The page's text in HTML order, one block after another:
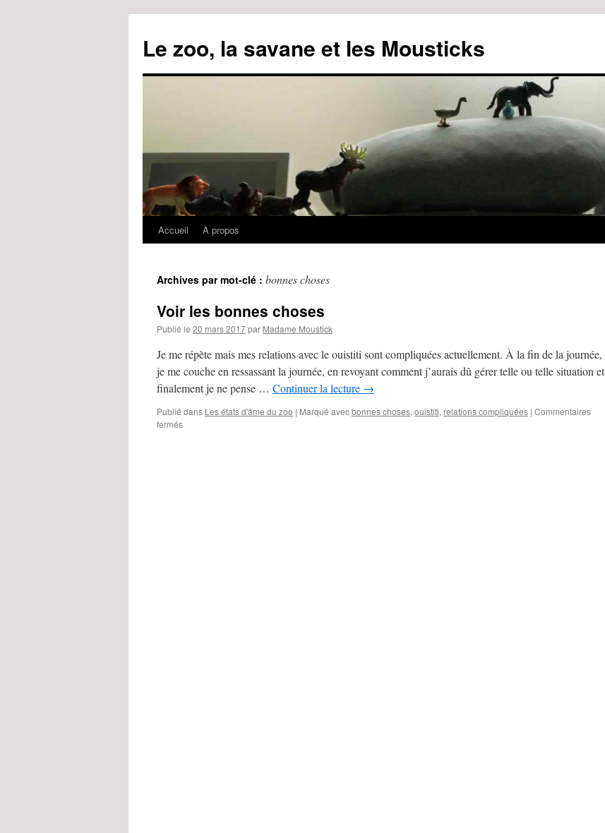
Le zoo, la savane et les Mousticks
Aller
contenu
Accueil À propos
Archives par mot-clé : bonnes choses
Voir les bonnes choses
Publié le 20 mars 2017par Madame Moustick
Je me répète mais mes relations avec le ouistiti sont compliquées actuellement. À la fin de la journée,
je me couche en ressassant la journée, en revoyant comment j’aurais dû gérer telle ou telle situation et
finalement je ne pense … Continuer la lecture →
Publié dans Les états d'âme du zoo | Marqué avecbonnes choses, ouistiti, relations compliquées | Commentaires
fermés